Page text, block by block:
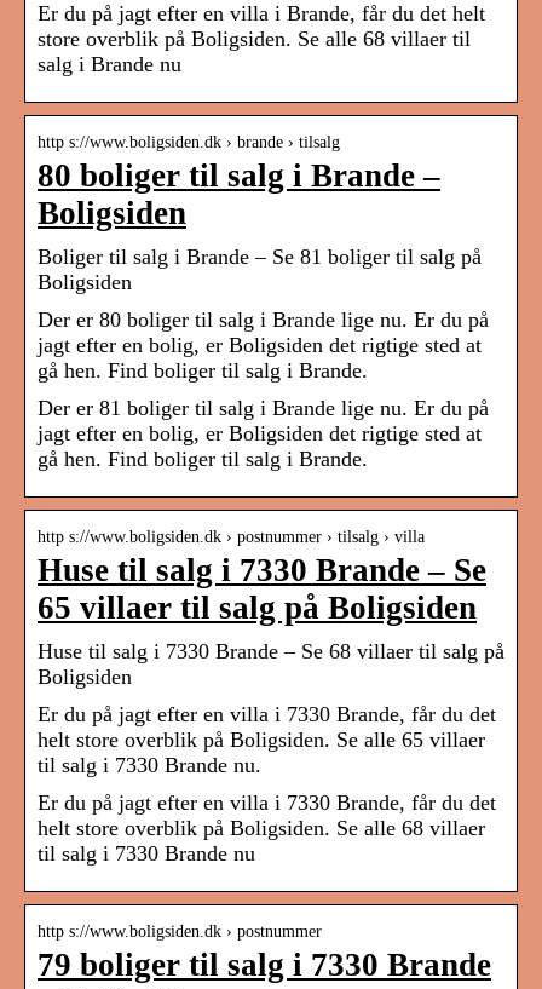
Er du på jagt efter en villa i Brande, får du det helt
store overblik på Boligsiden. Se alle 68 villaer til
salg i Brande nu
http s://www.boligsiden.dk › brande › tilsalg
80 boliger til salg i Brande –
Boligsiden
Boliger til salg i Brande – Se 81 boliger til salg på
Boligsiden
Der er 80 boliger til salg i Brande lige nu. Er du på
jagt efter en bolig, er Boligsiden det rigtige sted at
gå hen. Find boliger til salg i Brande.
Der er 81 boliger til salg i Brande lige nu. Er du på
jagt efter en bolig, er Boligsiden det rigtige sted at
gå hen. Find boliger til salg i Brande.
http s://www.boligsiden.dk › postnummer › tilsalg › villa
Huse til salg i 7330 Brande – Se
65 villaer til salg på Boligsiden
Huse til salg i 7330 Brande – Se 68 villaer til salg på
Boligsiden
Er du på jagt efter en villa i 7330 Brande, får du det
helt store overblik på Boligsiden. Se alle 65 villaer
til salg i 7330 Brande nu.
Er du på jagt efter en villa i 7330 Brande, får du det
helt store overblik på Boligsiden. Se alle 68 villaer
til salg i 7330 Brande nu
http s://www.boligsiden.dk › postnummer
79 boliger til salg i 7330 Brande